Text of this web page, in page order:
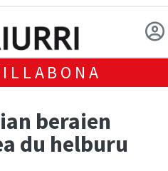
beraien
du helburu